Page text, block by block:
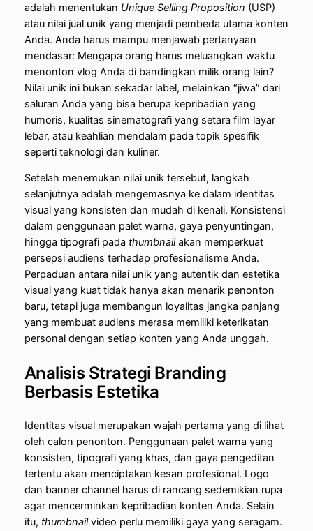
adalah menentukan Unique Selling Proposition (USP)
atau nilai jual unik yang menjadi pembeda utama konten
Anda. Anda harus mampu menjawab pertanyaan
mendasar: Mengapa orang harus meluangkan waktu
menonton vlog Anda di bandingkan milik orang lain?
Nilai unik ini bukan sekadar label, melainkan “jiwa” dari
saluran Anda yang bisa berupa kepribadian yang
humoris, kualitas sinematografi yang setara film layar
lebar, atau keahlian mendalam pada topik spesifik
seperti teknologi dan kuliner.
Setelah menemukan nilai unik tersebut, langkah
selanjutnya adalah mengemasnya ke dalam identitas
visual yang konsisten dan mudah di kenali. Konsistensi
dalam penggunaan palet warna, gaya penyuntingan,
hingga tipografi pada thumbnailakan memperkuat
persepsi audiens terhadap profesionalisme Anda.
Perpaduan antara nilai unik yang autentik dan estetika
visual yang kuat tidak hanya akan menarik penonton
baru, tetapi juga membangun loyalitas jangka panjang
yang membuat audiens merasa memiliki keterikatan
personal dengan setiap konten yang Anda unggah.
Analisis Strategi Branding
Berbasis Estetika
Identitas visual merupakan wajah pertama yang di lihat
oleh calon penonton. Penggunaan palet warna yang
konsisten, tipografi yang khas, dan gaya pengeditan
tertentu akan menciptakan kesan profesional. Logo
dan banner channel harus di rancang sedemikian rupa
agar mencerminkan kepribadian konten Anda. Selain
itu, thumbnailvideo perlu memiliki gaya yang seragam.